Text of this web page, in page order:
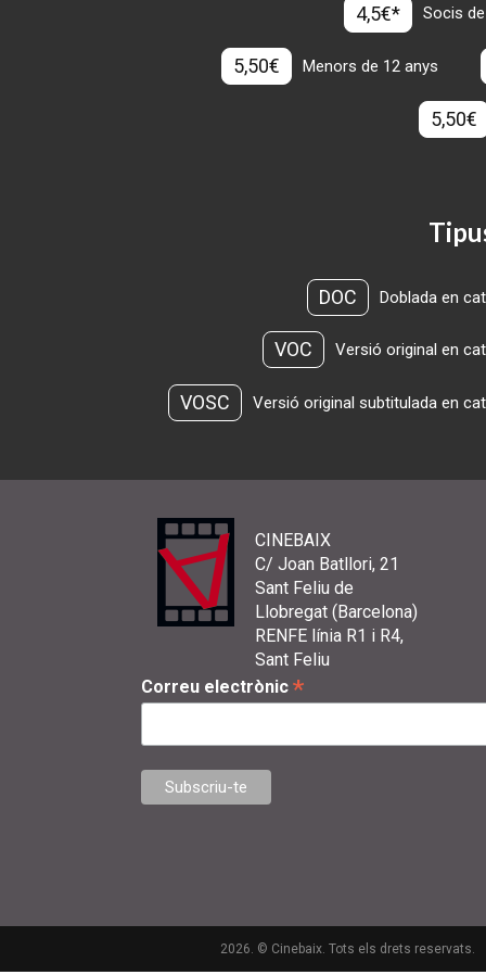
4,5€* Socis
5,50€ Menors de 12 anys
5,50€
DOC Doblada en
VOC Versió original en
VOSC Versió original subtitulada en
CINEBAIX
C/ Joan Batllori, 21
Sant Feliu de
Llobregat (Barcelona)
RENFE línia R1 i R4,
Sant Feliu
Correu electrònic *
2026. © Cinebaix. Tots els drets reservats.